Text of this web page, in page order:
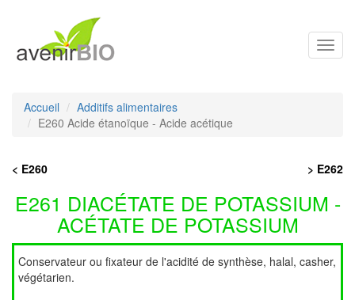
Accueil
Additifs alimentaires
E260 Acide étanoïque - Acide acétique
< E260 > E262
E261 DIACÉTATE DE POTASSIUM -
ACÉTATE DE POTASSIUM
Conservateur ou fixateur de l'acidité de synthèse, halal, casher,
végétarien.